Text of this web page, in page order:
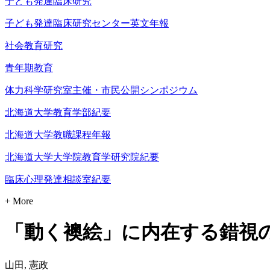
子ども発達臨床研究センター英文年報
社会教育研究
青年期教育
体力科学研究室主催・市民公開シンポジウム
北海道大学教育学部紀要
北海道大学教職課程年報
北海道大学大学院教育学研究院紀要
臨床心理発達相談室紀要
+ More
「動く襖絵」に内在する錯視
山田, 憲政